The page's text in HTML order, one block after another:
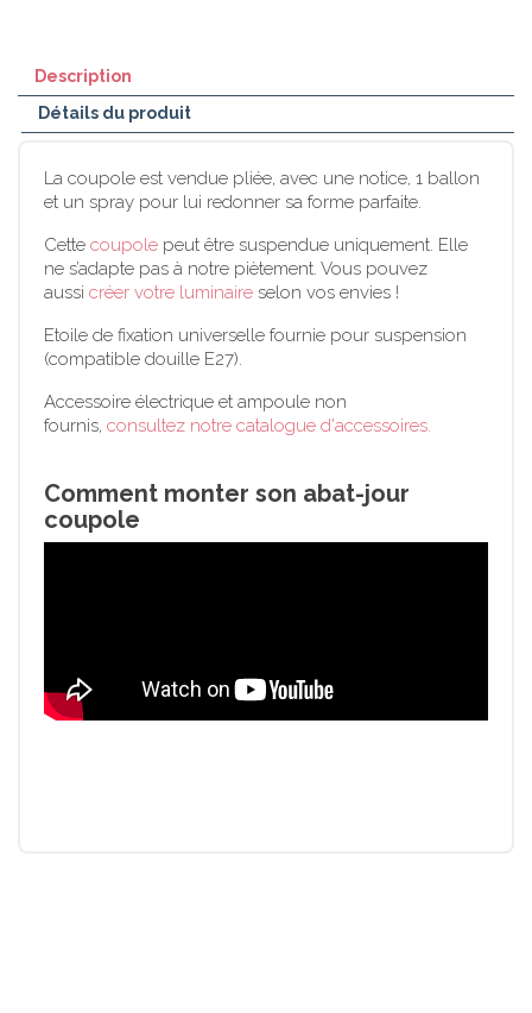
Description
Détails du produit
La coupole est vendue pliée, avec une notice, 1 ballon
et un spray pour lui redonner sa forme parfaite.
Cette coupole peut être suspendue uniquement. Elle
ne s’adapte pas à notre piètement. Vous pouvez
aussi créer votre luminaire selon vos envies !
Etoile de fixation universelle fournie pour suspension
(compatible douille E27).
Accessoire électrique et ampoule non
fournis, consultez notre catalogue d'accessoires.
Comment monter son abat-jour
coupole